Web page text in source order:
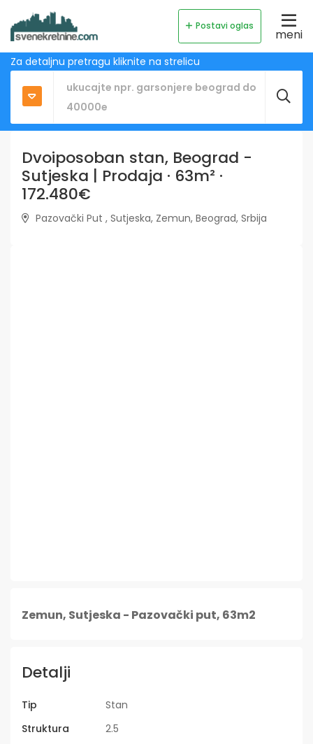
Postavi oglas
meni
Za detaljnu pretragu kliknite na strelicu
Dvoiposoban stan, Beograd -
Sutjeska | Prodaja · 63m² ·
172.480€
Pazovački Put , Sutjeska, Zemun, Beograd, Srbija
Zemun, Sutjeska - Pazovački put, 63m2
Detalji
Tip
Stan
Struktura
2.5